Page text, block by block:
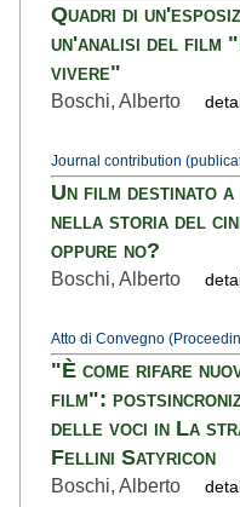
Quadri di
un'analisi del film
vivere"
Boschi, Alberto
Journal contribution
Un film destinato a
nella storia del
oppure no?
Boschi, Alberto
Atto di Convegno
"È come rifare
film":
delle voci in La
Fellini Satyricon
Boschi, Alberto